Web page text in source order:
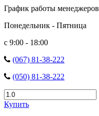
График работы менеджеров
Понедельник - Пятница
с 9:00 - 18:00
(067) 81-38-222
(050) 81-38-222
Купить